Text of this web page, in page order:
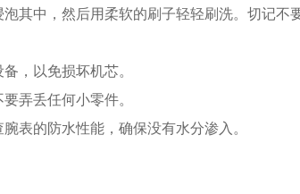
其中，然后用柔软的刷子轻轻刷洗。切记不
，以免损坏机芯。
弄丢任何小零件。
表的防水性能，确保没有水分渗入。